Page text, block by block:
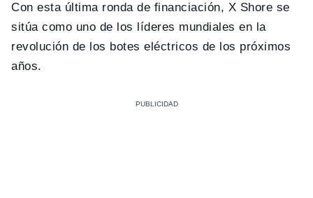
Con esta última ronda de financiación, X Shore se
sitúa como uno de los líderes mundiales en la
revolución de los botes eléctricos de los próximos
años.